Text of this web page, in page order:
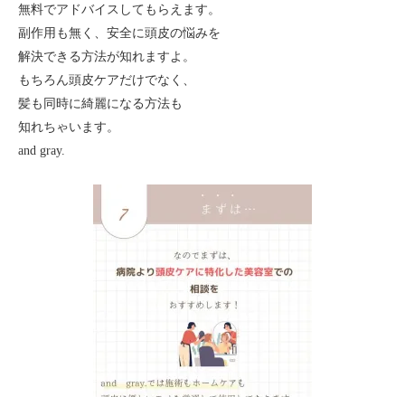
無料でアドバイスしてもらえます。
副作用も無く、安全に頭皮の悩みを
解決できる方法が知れますよ。
もちろん頭皮ケアだけでなく、
髪も同時に綺麗になる方法も
知れちゃいます。
and gray.